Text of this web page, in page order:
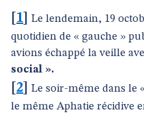
1
Le lendemain, 19
quotidien de « gauche »
avions échappé la veille
social ».
2 Le soir-même dans le
le même Aphatie récidive